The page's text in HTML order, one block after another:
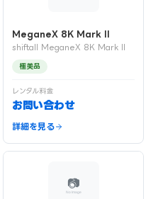
MeganeX 8K Mark II
shiftall MeganeX 8K Mark II
極美品
レンタル料金
お問い合わせ
詳細を見る